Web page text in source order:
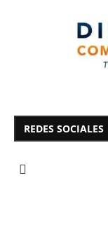
REDES SOCIALES